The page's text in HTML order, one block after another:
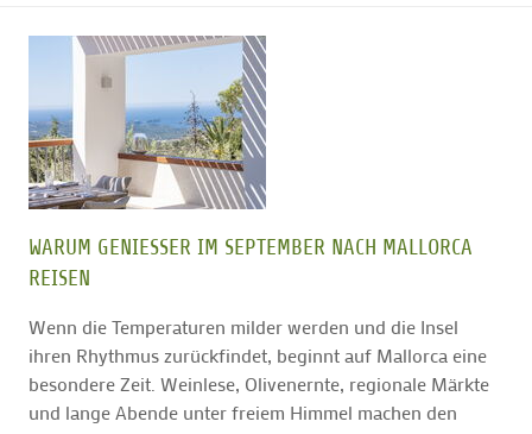
WARUM GENIESSER IM SEPTEMBER NACH MALLORCA R
EISEN
Wenn die Temperaturen milder werden und die Insel
ihren Rhythmus zurückfindet, beginnt auf Mallorca eine
besondere Zeit. Weinlese, Olivenernte, regionale Märkte
und lange Abende unter freiem Himmel machen den